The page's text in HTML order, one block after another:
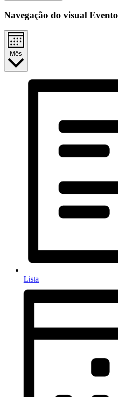
Navegação do visual Evento
Mês
Lista